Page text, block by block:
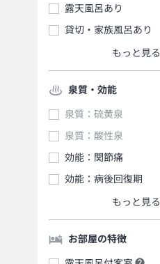
露天風呂あり
貸切・家族風呂あり
もっと見る
泉質・効能
泉質：硫黄泉
泉質：酸性泉
効能：関節痛
効能：病後回復期
もっと見る
お部屋の特徴